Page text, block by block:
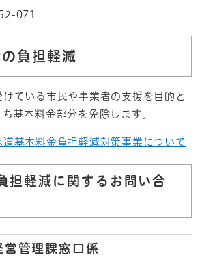
071
負担軽減
ている市民や事業者の支援を目的と
基本料金部分を免除します。
基本料金負担軽減対策事業について
担軽減に関するお問い合
営管理課窓口係